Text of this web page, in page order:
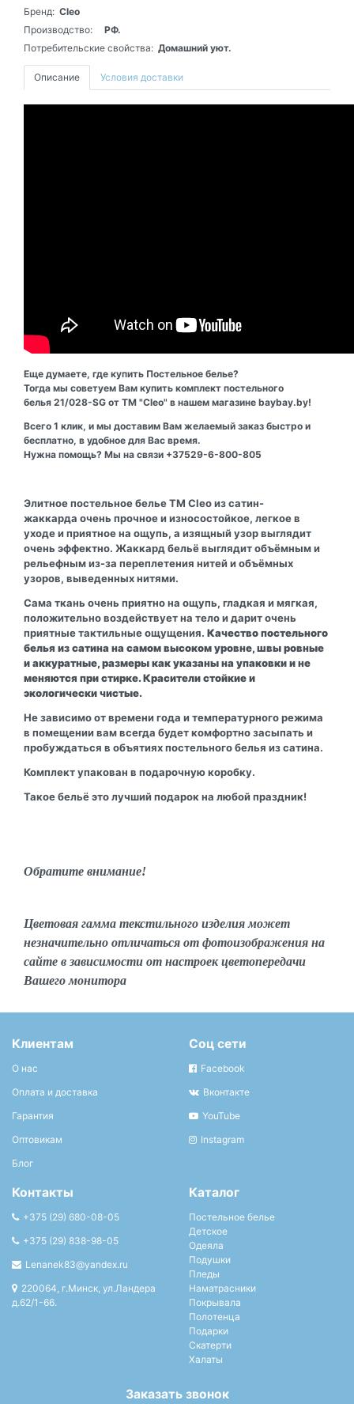
Бренд: Cleo
Производство:
РФ.
Потребительские свойства: Домашний уют.
Описание Условия доставки
Еще думаете, где купить Постельное белье?
Тогда мы советуем Вам купить комплект постельного
белья 21/028-SG от ТМ "Cleo" в нашем магазине baybay.by!
Всего 1 клик, и мы доставим Вам желаемый заказ быстро и
бесплатно, в удобное для Вас время.
Нужна помощь? Мы на связи +37529-6-800-805
Элитное постельное белье ТМ Cleo из сатин-
жаккарда очень прочное и износостойкое, легкое в
уходе и приятное на ощупь, а изящный узор выглядит
очень эффектно. Жаккард бельё выглядит объёмным и
рельефным из-за переплетения нитей и объёмных
узоров, выведенных нитями.
Сама ткань очень приятно на ощупь, гладкая и мягкая,
положительно воздействует на тело и дарит очень
приятные тактильные ощущения. Качество постельного
белья из сатина на самом высоком уровне, швы ровные
и аккуратные, размеры как указаны на упаковки и не
меняются при стирке. Красители стойкие и
экологически чистые.
Не зависимо от времени года и температурного режима
в помещении вам всегда будет комфортно засыпать и
пробуждаться в объятиях постельного белья из сатина.
Комплект упакован в подарочную коробку.
Такое бельё это лучший подарок на любой праздник!
Обратите внимание!
Цветовая гамма текстильного изделия может
незначительно отличаться от фотоизображения на
сайте в зависимости от настроек цветопередачи
Вашего монитора
Клиентам
О нас
Оплата и доставка
Гарантия
Оптовикам
Блог
Соц сети
Facebook
Вконтакте
YouTube
Instagram
Контакты
+375 (29) 680-08-05
+375 (29) 838-98-05
Lenanek83@yandex.ru
220064, г.Минск, ул.Ландера
д.62/1-66.
Каталог
Постельное белье
Детское
Одеяла
Подушки
Пледы
Наматрасники
Покрывала
Полотенца
Подарки
Скатерти
Халаты
Заказать звонок